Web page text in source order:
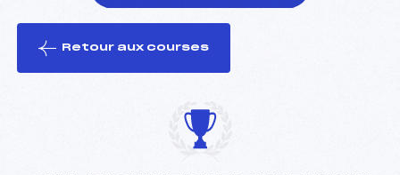
le ski
Retour aux courses